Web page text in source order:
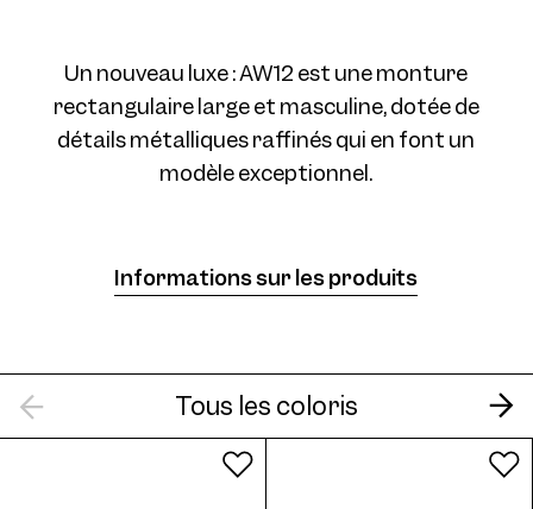
Un nouveau luxe : AW12 est une monture
rectangulaire large et masculine, dotée de
détails métalliques raffinés qui en font un
modèle exceptionnel.
Informations sur les produits
Tous les coloris
Frame AW12 Col. 09 56/20